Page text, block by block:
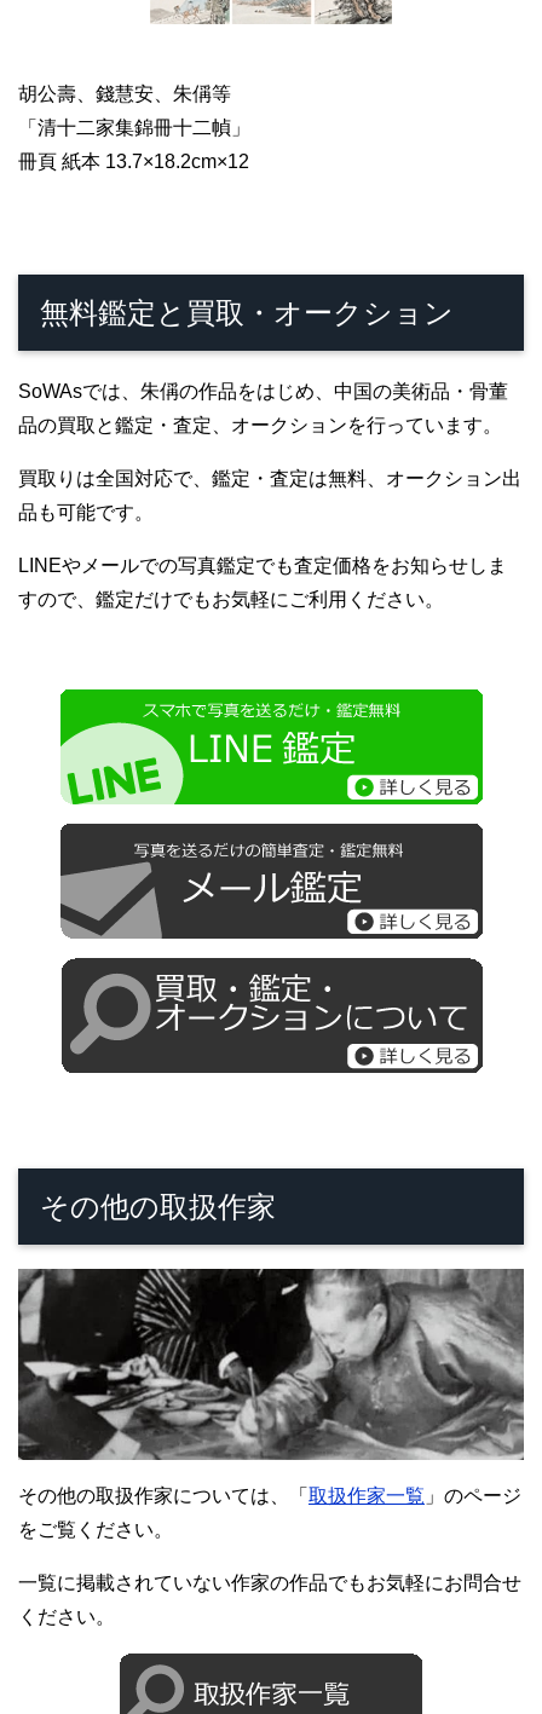
胡公壽、錢慧安、朱偁等
「清十二家集錦冊十二幀」
冊頁 紙本 13.7×18.2cm×12
無料鑑定と買取・オークション
SoWAsでは、朱偁の作品をはじめ、中国の美術品・骨董
品の買取と鑑定・査定、オークションを行っています。
買取りは全国対応で、鑑定・査定は無料、オークション出
品も可能です。
LINEやメールでの写真鑑定でも査定価格をお知らせしま
すので、鑑定だけでもお気軽にご利用ください。
その他の取扱作家
その他の取扱作家については、「 取扱作家一覧 」のページ
をご覧ください。
一覧に掲載されていない作家の作品でもお気軽にお問合せ
ください。